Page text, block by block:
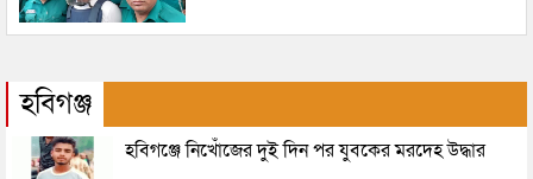
হবিগঞ্জ
হবিগঞ্জে নিখোঁজের দুই দিন পর যুবকের মরদেহ উদ্ধার